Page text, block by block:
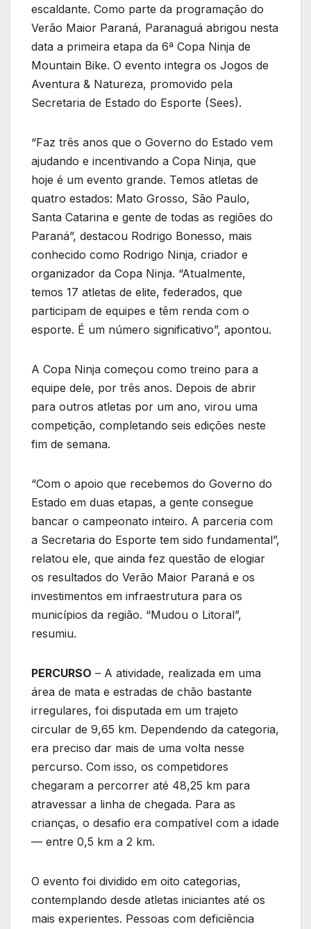
escaldante. Como parte da programação do
Verão Maior Paraná, Paranaguá abrigou nesta
data a primeira etapa da 6ª Copa Ninja de
Mountain Bike. O evento integra os Jogos de
Aventura & Natureza, promovido pela
Secretaria de Estado do Esporte (Sees).
“Faz três anos que o Governo do Estado vem
ajudando e incentivando a Copa Ninja, que
hoje é um evento grande. Temos atletas de
quatro estados: Mato Grosso, São Paulo,
Santa Catarina e gente de todas as regiões do
Paraná”, destacou Rodrigo Bonesso, mais
conhecido como Rodrigo Ninja, criador e
organizador da Copa Ninja. “Atualmente,
temos 17 atletas de elite, federados, que
participam de equipes e têm renda com o
esporte. É um número significativo”, apontou.
A Copa Ninja começou como treino para a
equipe dele, por três anos. Depois de abrir
para outros atletas por um ano, virou uma
competição, completando seis edições neste
fim de semana.
“Com o apoio que recebemos do Governo do
Estado em duas etapas, a gente consegue
bancar o campeonato inteiro. A parceria com
a Secretaria do Esporte tem sido fundamental”,
relatou ele, que ainda fez questão de elogiar
os resultados do Verão Maior Paraná e os
investimentos em infraestrutura para os
municípios da região. “Mudou o Litoral”,
resumiu.
PERCURSO – A atividade, realizada em uma
área de mata e estradas de chão bastante
irregulares, foi disputada em um trajeto
circular de 9,65 km. Dependendo da categoria,
era preciso dar mais de uma volta nesse
percurso. Com isso, os competidores
chegaram a percorrer até 48,25 km para
atravessar a linha de chegada. Para as
crianças, o desafio era compatível com a idade
— entre 0,5 km a 2 km.
O evento foi dividido em oito categorias,
contemplando desde atletas iniciantes até os
mais experientes. Pessoas com deficiência